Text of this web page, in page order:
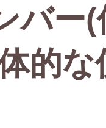
バー(
的な